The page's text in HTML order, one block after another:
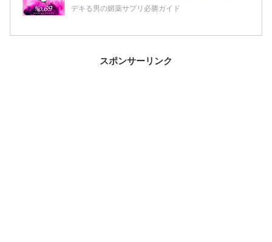
を配合！
デキる男の媚薬サプリ必勝ガイド
スポンサーリンク